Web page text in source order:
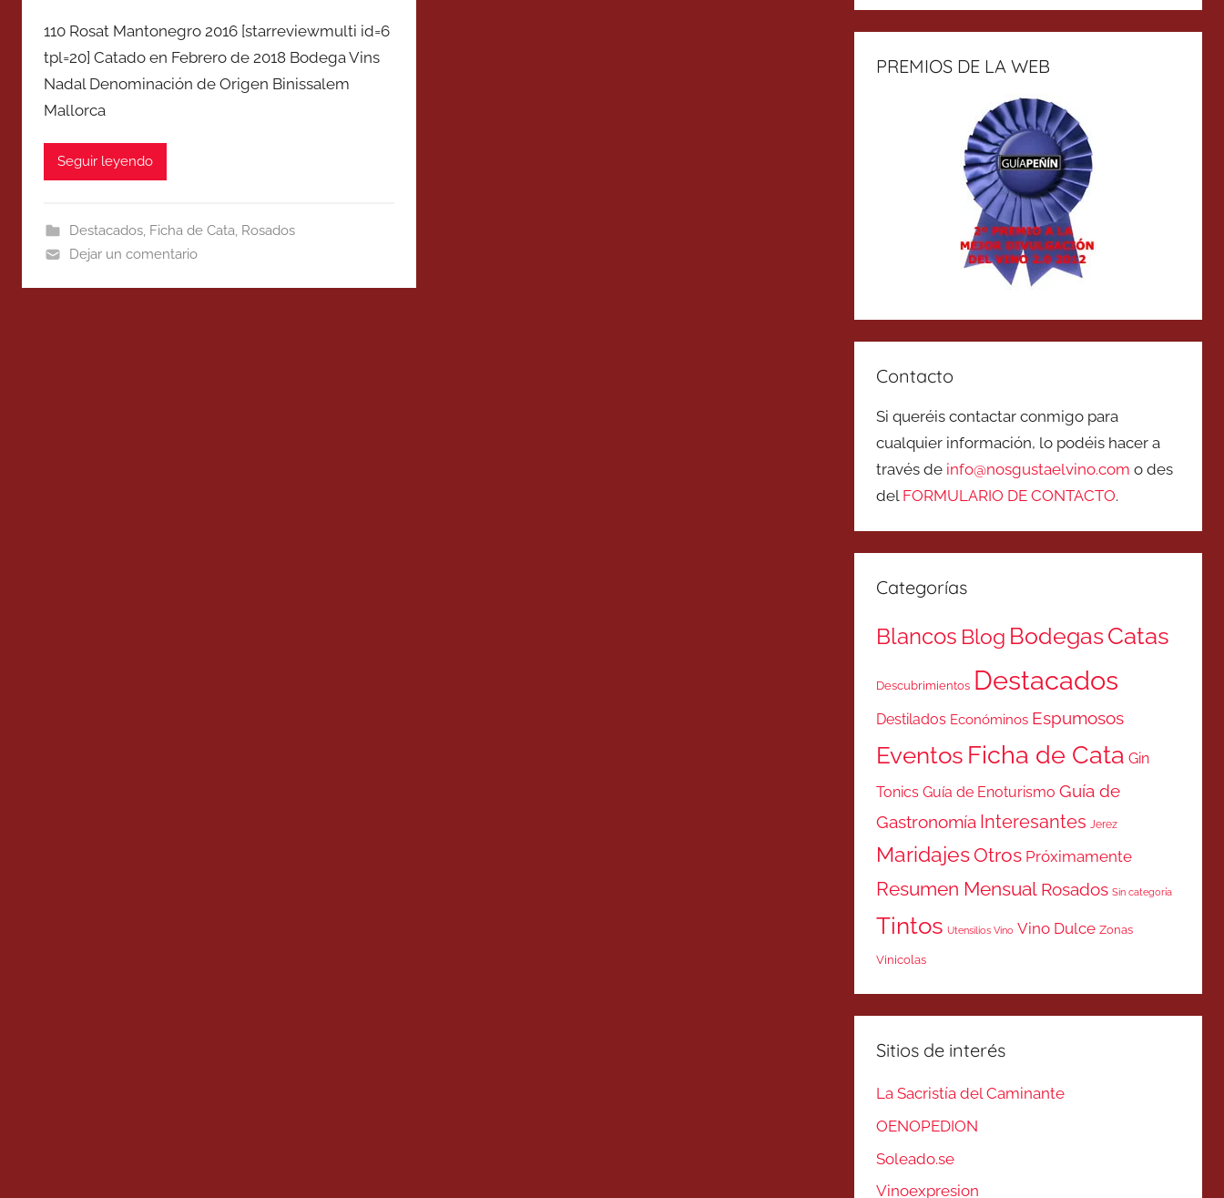
110 Rosat Mantonegro 2016 [starreviewmulti id=6
tpl=20] Catado en Febrero de 2018 Bodega Vins
Nadal Denominación de Origen Binissalem
Mallorca
Seguir leyendo
Destacados, Ficha de Cata, Rosados
Dejar un comentario
PREMIOS DE LA WEB
Contacto
Si queréis contactar conmigo para
cualquier información, lo podéis hacer a
través de info@nosgustaelvino.com o des
del FORMULARIO DE CONTACTO.
Categorías
Blancos Blog BodegasCatas
Descubrimientos Destacados
Destilados Económinos Espumosos
Eventos Ficha de Cata Gin
Tonics Guía de Enoturismo Guía de
Gastronomía Interesantes Jerez
MaridajesOtros Próximamente
Resumen Mensual Rosados Sin categoría
Tintos Utensilios Vino Vino Dulce Zonas
Vinicolas
Sitios de interés
La Sacristía del Caminante
OENOPEDION
Soleado.se
Vinoexpresion